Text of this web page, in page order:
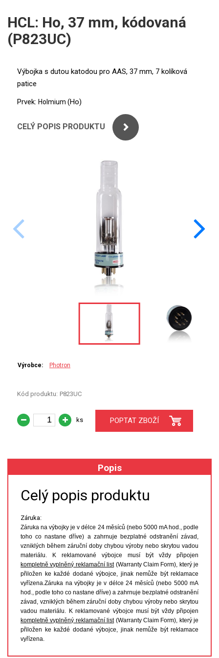
PERKINELMER
SHIMADZU
ANALYTIK JENA
STANDARDY
ANALYTIK JENA
HADIČKY
STANDARDY
SPECIÁLNÍ APLIKACE
XRF
VZORKOVNICE XRF
TAVENÍ
LISOVÁNÍ
STANDARDNÍ ROZTOKY A RM
UV-VIS FLUO
DETEKTORY HPLC
VÝBOJKY PRO UV/VIS
XRF
UV-VIS FLUO
Příprava vzorků
MS/SPM
HCL: Ho, 37 mm, kódovaná
(P823UC)
Výbojka s dutou katodou pro AAS, 37 mm, 7 kolíková
patice
Prvek: Holmium (Ho)
CELÝ POPIS PRODUKTU
Výrobce: Photron
Kód produktu: P823UC
ks POPTAT ZBOŽÍ
Popis
Celý popis produktu
Záruka:
Záruka na výbojky je v délce 24 měsíců (nebo 5000 mA hod., podle
toho co nastane dříve) a zahrnuje bezplatné odstranění závad,
vzniklých během záruční doby chybou výroby nebo skrytou vadou
materiálu. K reklamované výbojce musí být vždy připojen
kompletně vyplněný reklamační list(Warranty Claim Form), který je
přiložen ke každé dodané výbojce, jinak nemůže být reklamace
vyřízena.Záruka na výbojky je v délce 24 měsíců (nebo 5000 mA
hod., podle toho co nastane dříve) a zahrnuje bezplatné odstranění
závad, vzniklých během záruční doby chybou výroby nebo skrytou
vadou materiálu. K reklamované výbojce musí být vždy připojen
kompletně vyplněný reklamační list(Warranty Claim Form), který je
přiložen ke každé dodané výbojce, jinak nemůže být reklamace
vyřízena.